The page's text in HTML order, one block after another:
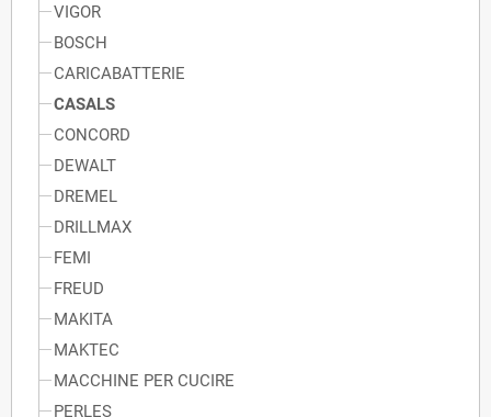
VIGOR
BOSCH
CARICABATTERIE
CASALS
CONCORD
DEWALT
DREMEL
DRILLMAX
FEMI
FREUD
MAKITA
MAKTEC
MACCHINE PER CUCIRE
PERLES